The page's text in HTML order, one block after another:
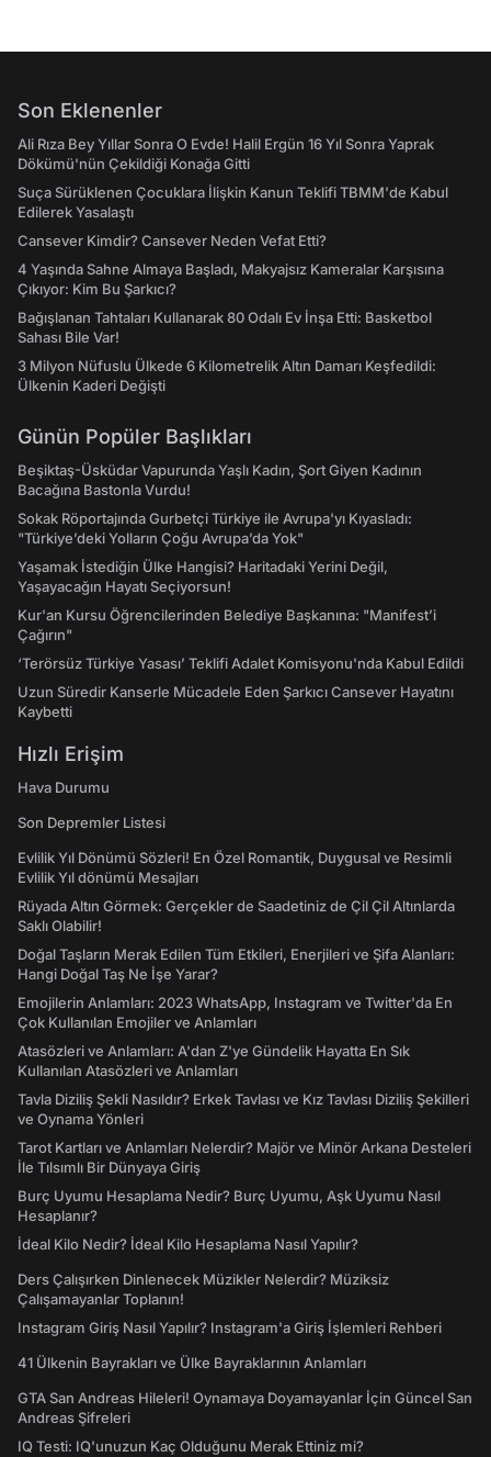
Son Eklenenler
Ali Rıza Bey Yıllar Sonra O Evde! Halil Ergün 16 Yıl Sonra Yaprak
Dökümü'nün Çekildiği Konağa Gitti
Suça Sürüklenen Çocuklara İlişkin Kanun Teklifi TBMM'de Kabul
Edilerek Yasalaştı
Cansever Kimdir? Cansever Neden Vefat Etti?
4 Yaşında Sahne Almaya Başladı, Makyajsız Kameralar Karşısına
Çıkıyor: Kim Bu Şarkıcı?
Bağışlanan Tahtaları Kullanarak 80 Odalı Ev İnşa Etti: Basketbol
Sahası Bile Var!
3 Milyon Nüfuslu Ülkede 6 Kilometrelik Altın Damarı Keşfedildi:
Ülkenin Kaderi Değişti
Günün Popüler Başlıkları
Beşiktaş-Üsküdar Vapurunda Yaşlı Kadın, Şort Giyen Kadının
Bacağına Bastonla Vurdu!
Sokak Röportajında Gurbetçi Türkiye ile Avrupa'yı Kıyasladı:
"Türkiye’deki Yolların Çoğu Avrupa’da Yok"
Yaşamak İstediğin Ülke Hangisi? Haritadaki Yerini Değil,
Yaşayacağın Hayatı Seçiyorsun!
Kur'an Kursu Öğrencilerinden Belediye Başkanına: "Manifest’i
Çağırın"
‘Terörsüz Türkiye Yasası’ Teklifi Adalet Komisyonu'nda Kabul Edildi
Uzun Süredir Kanserle Mücadele Eden Şarkıcı Cansever Hayatını
Kaybetti
Hızlı Erişim
Hava Durumu
Son Depremler Listesi
Evlilik Yıl Dönümü Sözleri! En Özel Romantik, Duygusal ve Resimli
Evlilik Yıl dönümü Mesajları
Rüyada Altın Görmek: Gerçekler de Saadetiniz de Çil Çil Altınlarda
Saklı Olabilir!
Doğal Taşların Merak Edilen Tüm Etkileri, Enerjileri ve Şifa Alanları:
Hangi Doğal Taş Ne İşe Yarar?
Emojilerin Anlamları: 2023 WhatsApp, Instagram ve Twitter'da En
Çok Kullanılan Emojiler ve Anlamları
Atasözleri ve Anlamları: A'dan Z'ye Gündelik Hayatta En Sık
Kullanılan Atasözleri ve Anlamları
Tavla Diziliş Şekli Nasıldır? Erkek Tavlası ve Kız Tavlası Diziliş Şekilleri
ve Oynama Yönleri
Tarot Kartları ve Anlamları Nelerdir? Majör ve Minör Arkana Desteleri
İle Tılsımlı Bir Dünyaya Giriş
Burç Uyumu Hesaplama Nedir? Burç Uyumu, Aşk Uyumu Nasıl
Hesaplanır?
İdeal Kilo Nedir? İdeal Kilo Hesaplama Nasıl Yapılır?
Ders Çalışırken Dinlenecek Müzikler Nelerdir? Müziksiz
Çalışamayanlar Toplanın!
Instagram Giriş Nasıl Yapılır? Instagram'a Giriş İşlemleri Rehberi
41 Ülkenin Bayrakları ve Ülke Bayraklarının Anlamları
GTA San Andreas Hileleri! Oynamaya Doyamayanlar İçin Güncel San
Andreas Şifreleri
IQ Testi: IQ'unuzun Kaç Olduğunu Merak Ettiniz mi?